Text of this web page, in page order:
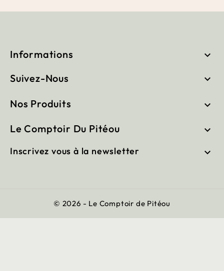
Informations 
Suivez-Nous 
Nos Produits 
Le Comptoir Du Pitéou 
Inscrivez vous à la newsletter 
© 2026 - Le Comptoir de Pitéou